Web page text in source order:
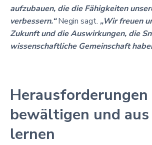
aufzubauen, die die Fähigkeiten
verbessern.“Negin sagt. „Wir freuen
Zukunft und die Auswirkungen, die
wissenschaftliche Gemeinschaft
Herausforderungen
bewältigen und
lernen